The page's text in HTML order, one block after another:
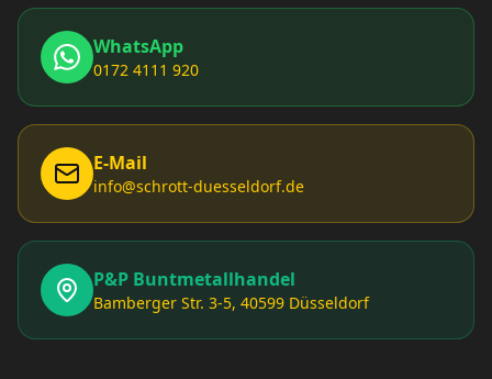
WhatsApp
0172 4111 920
E-Mail
info@schrott-duesseldorf.de
P&P Buntmetallhandel
Bamberger Str. 3-5, 40599 Düsseldorf